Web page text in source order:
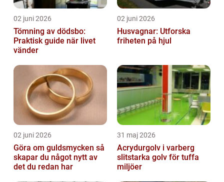
02 juni 2026
Tömning av dödsbo:
Praktisk guide när livet
vänder
02 juni 2026
Husvagnar: Utforska
friheten på hjul
02 juni 2026
Göra om guldsmycken så
skapar du något nytt av
det du redan har
31 maj 2026
Acrydurgolv i varberg
slitstarka golv för tuffa
miljöer